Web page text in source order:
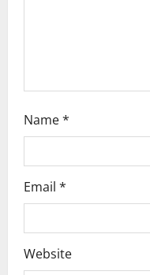
Name*
Email *
Website